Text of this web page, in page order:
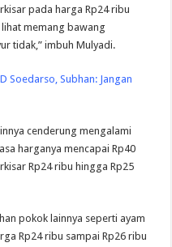
pada harga Rp24 ribu
memang bawang
tidak,” imbuh Mulyadi.
Soedarso, Subhan: Jangan
cenderung mengalami
harganya mencapai Rp40
Rp24 ribu hingga Rp25
pokok lainnya seperti ayam
Rp24 ribu sampai Rp26 ribu